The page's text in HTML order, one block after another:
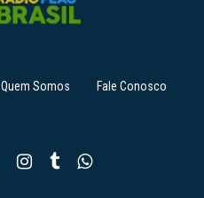
Quem Somos Fale Conosco